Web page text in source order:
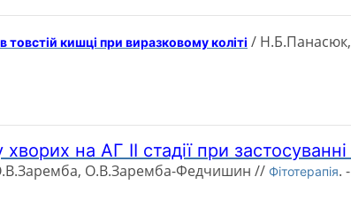
товстій кишці при виразковому коліті /
на АГ ІІ стадії при застосуванні
О.В.Заремба-Федчишин // Фітотерапія.